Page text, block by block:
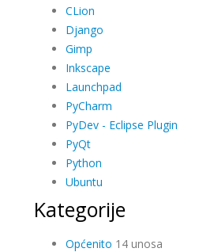
CLion
Django
Gimp
Inkscape
Launchpad
PyCharm
PyDev - Eclipse Plugin
PyQt
Python
Ubuntu
Kategorije
Općenito 14 unosa